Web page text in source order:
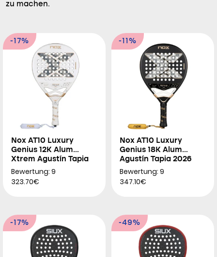
zu machen.
-17%
Nox AT10 Luxury
Genius 12K Alum
Xtrem Agustín Tapia
2026
Bewertung: 9
323.70€
-11%
Nox AT10 Luxury
Genius 18K Alum
Agustín Tapia 2026
Bewertung: 9
347.10€
-17% -49%